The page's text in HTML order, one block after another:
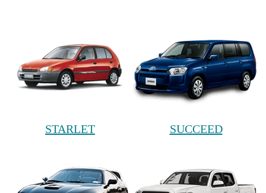
STARLET SUCCEED